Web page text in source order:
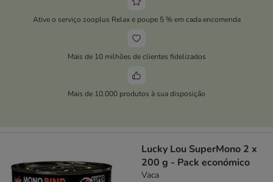
Ative o serviço zooplus Relax e poupe 5 % em cada encomenda
Mais de 10 milhões de clientes fidelizados
Mais de 10.000 produtos à sua disposição
Lucky Lou SuperMono 2 x
200 g - Pack económico
Vaca